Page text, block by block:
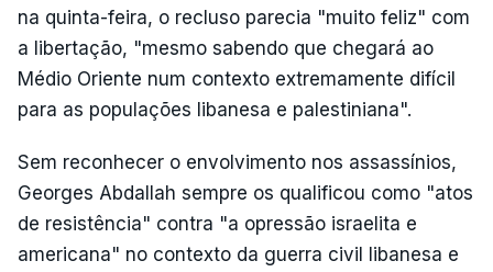
na quinta-feira, o recluso parecia "muito feliz" com
a libertação, "mesmo sabendo que chegará ao
Médio Oriente num contexto extremamente difícil
para as populações libanesa e palestiniana".
Sem reconhecer o envolvimento nos assassínios,
Georges Abdallah sempre os qualificou como "atos
de resistência" contra "a opressão israelita e
americana" no contexto da guerra civil libanesa e